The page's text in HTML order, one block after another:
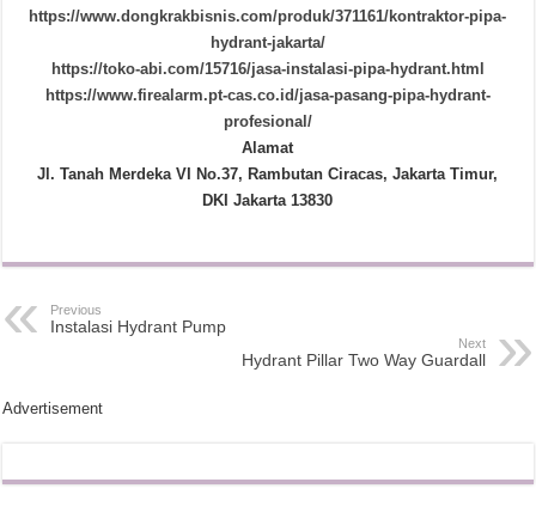
https://www.dongkrakbisnis.com/produk/371161/kontraktor-pipa-
hydrant-jakarta/
https://toko-abi.com/15716/jasa-instalasi-pipa-hydrant.html
https://www.firealarm.pt-cas.co.id/jasa-pasang-pipa-hydrant-
profesional/
Alamat
Jl. Tanah Merdeka VI No.37, Rambutan Ciracas, Jakarta Timur,
DKI Jakarta 13830
Previous
Instalasi Hydrant Pump
Next
Hydrant Pillar Two Way Guardall
Advertisement